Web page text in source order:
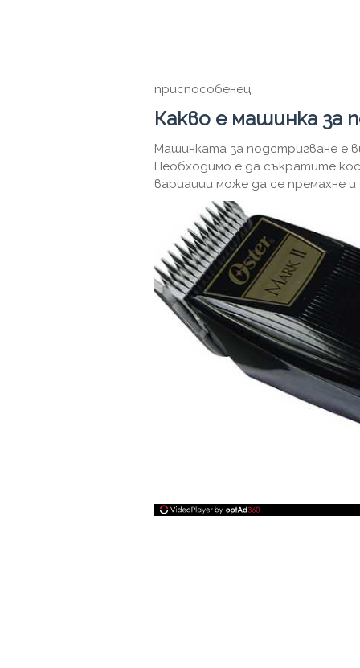
приспособенец
Какво е машинка за
Машинката за подстригване е
Необходимо е да съкратите
вариации може да се премахне